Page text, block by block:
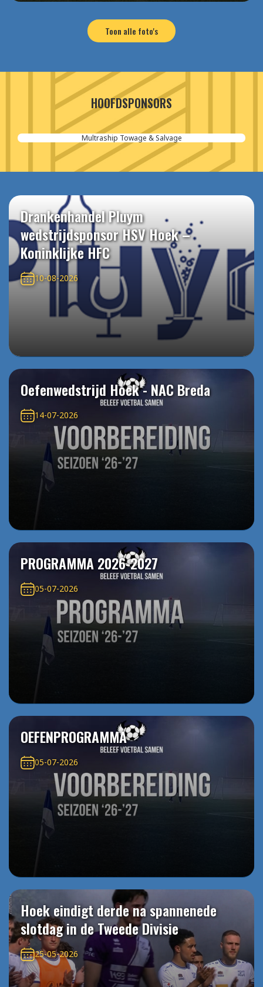
Toon alle foto's
HOOFDSPONSORS
Aannemersbedrijf van der Poel
Drankenhandel Pluym
wedstrijdsponsor HSV Hoek –
Koninklijke HFC
10-08-2026
Oefenwedstrijd Hoek - NAC Breda
14-07-2026
PROGRAMMA 2026-2027
05-07-2026
OEFENPROGRAMMA
05-07-2026
Hoek eindigt derde na spannenede
slotdag in de Tweede Divisie
25-05-2026